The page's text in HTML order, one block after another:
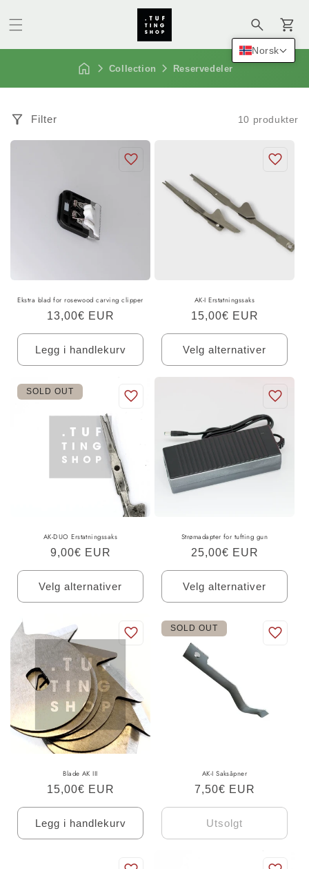
Collection Reservedeler
Filter 10 produkter
Ekstra blad for rosewood carving clipper
Ordinær
pris
13,00€ EUR
Legg i handlekurv
AK-I Erstatningssaks
Ordinær
pris
15,00€ EUR
Velg alternativer
SOLD OUT
AK-DUO Erstatningssaks
Ordinær
pris
9,00€ EUR
Velg alternativer
Strømadapter for tufting gun
Ordinær
pris
25,00€ EUR
Velg alternativer
Blade AK III
Ordinær
pris
15,00€ EUR
Legg i handlekurv
SOLD OUT
AK-I Saksåpner
Ordinær
pris
7,50€ EUR
Utsolgt
Norsk